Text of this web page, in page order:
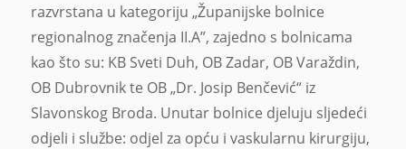
razvrstana u kategoriju „Županijske bolnice
regionalnog značenja II.A”, zajedno s bolnicama
kao što su: KB Sveti Duh, OB Zadar, OB Varaždin,
OB Dubrovnik te OB „Dr. Josip Benčević“ iz
Slavonskog Broda. Unutar bolnice djeluju sljedeći
odjeli i službe: odjel za opću i vaskularnu kirurgiju,